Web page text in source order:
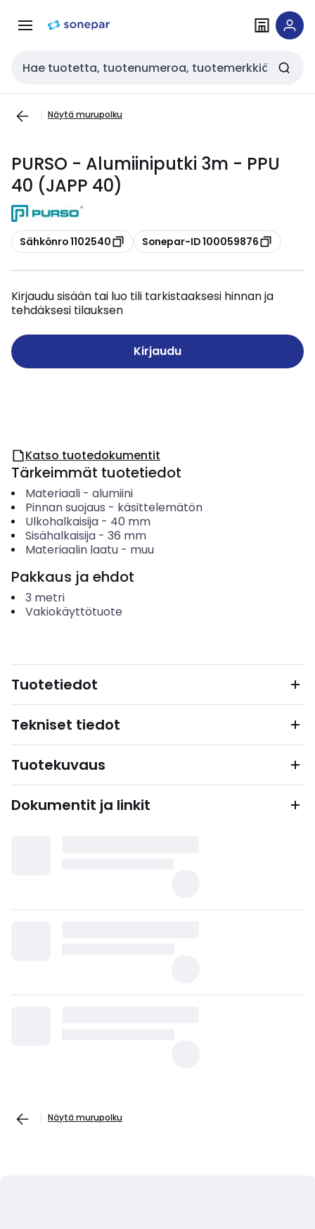
navigointiinsisältöön
Haku
Näytä murupolku
PURSO - Alumiiniputki 3m - PPU
40 (JAPP 40)
Kopioi
Sähkönro 1102540 Kopioi
Sonepar-ID 100059876
Kirjaudu sisään tai luo tili tarkistaaksesi hinnan ja
tehdäksesi tilauksen
Kirjaudu
Katso tuotedokumentit
Tärkeimmät tuotetiedot
Materiaali- alumiini
Pinnan suojaus - käsittelemätön
Ulkohalkaisija- 40 mm
Sisähalkaisija- 36 mm
Materiaalin laatu- muu
Pakkaus ja ehdot
3 metri
Vakiokäyttötuote
Tuotetiedot
Tekniset tiedot
Tuotekuvaus
Dokumentit ja linkit
Näytä murupolku